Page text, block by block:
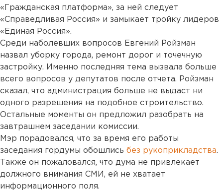
«Гражданская платформа», за ней следует
«Справедливая Россия» и замыкает тройку лидеров
«Единая Россия».
Среди наболевших вопросов Евгений Ройзман
назвал уборку города, ремонт дорог и точечную
застройку. Именно последняя тема вызвала больше
всего вопросов у депутатов после отчета. Ройзман
сказал, что администрация больше не выдаст ни
одного разрешения на подобное строительство.
Остальные моменты он предложил разобрать на
завтрашнем заседании комиссии.
Мэр порадовался, что за время его работы
заседания гордумы обошлись без рукоприкладства.
Также он пожаловался, что дума не привлекает
должного внимания СМИ, ей не хватает
информационного поля.